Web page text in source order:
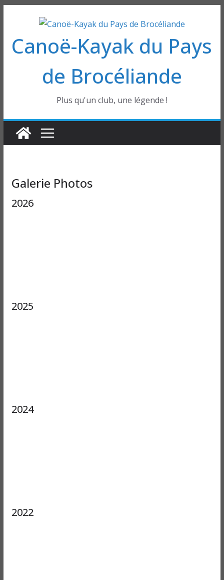
contenu
Canoë-Kayak du Pays
de Brocéliande
Plus qu'un club, une légende !
Galerie Photos
2026
2025
2024
2022